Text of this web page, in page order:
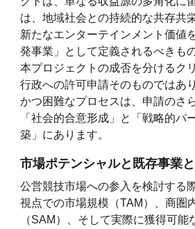
は、地域社会との持続的な共存共
新たなエンターテインメント価値
発事業」として定義されるべきも
本プロジェクトの成否を分けるク
行政への許可申請そのものではあ
かつ困難なプロセスは、申請のさ
「社会的合意形成」と「戦略的パ
築」にあります。
市場ポテンシャルと既存事業
公営競技市場への参入を検討する
視点での市場規模（TAM）、商圏
（SAM）、そして実際に獲得可能